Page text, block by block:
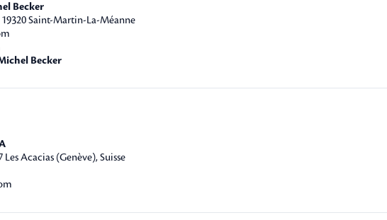
Becker
19320 Saint-Martin-La-Méanne
Becker
Acacias (Genève), Suisse